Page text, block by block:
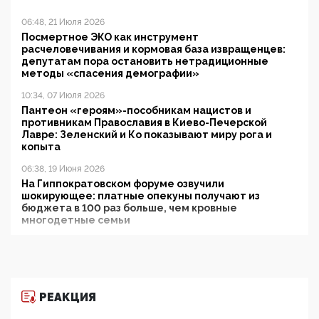
06:48, 21 Июля 2026
Посмертное ЭКО как инструмент
расчеловечивания и кормовая база извращенцев:
депутатам пора остановить нетрадиционные
методы «спасения демографии»
10:34, 07 Июля 2026
Пантеон «героям»-пособникам нацистов и
противникам Православия в Киево-Печерской
Лавре: Зеленский и Ко показывают миру рога и
копыта
06:38, 19 Июня 2026
На Гиппократовском форуме озвучили
шокирующее: платные опекуны получают из
бюджета в 100 раз больше, чем кровные
многодетные семьи
11:53, 09 Июня 2026
РЕАКЦИЯ